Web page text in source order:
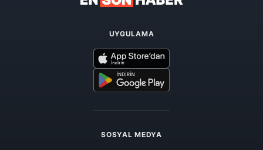
UYGULAMA
SOSYAL MEDYA